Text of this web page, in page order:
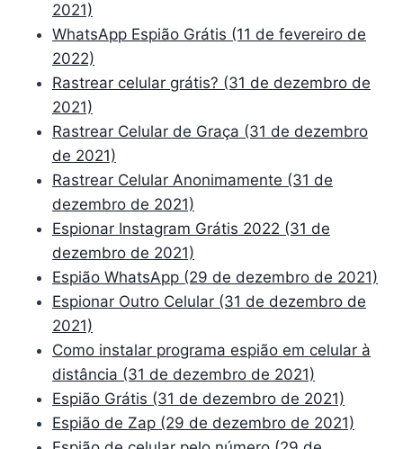
2021)
WhatsApp Espião Grátis (11 de fevereiro de
2022)
Rastrear celular grátis? (31 de dezembro de
2021)
Rastrear Celular de Graça (31 de dezembro
de 2021)
Rastrear Celular Anonimamente (31 de
dezembro de 2021)
Espionar Instagram Grátis 2022 (31 de
dezembro de 2021)
Espião WhatsApp (29 de dezembro de 2021)
Espionar Outro Celular (31 de dezembro de
2021)
Como instalar programa espião em celular à
distância (31 de dezembro de 2021)
Espião Grátis (31 de dezembro de 2021)
Espião de Zap (29 de dezembro de 2021)